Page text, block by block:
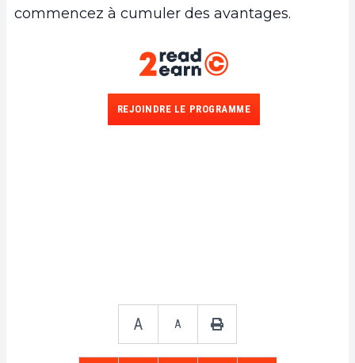
commencez à cumuler des avantages.
REJOINDRE LE PROGRAMME
A A